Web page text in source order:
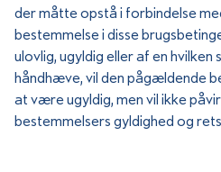
der måtte opstå i forbindelse
bestemmelse i disse
ulovlig, ugyldig eller af en hvilken
håndhæve, vil den pågældende
at være ugyldig, men vil ikke
bestemmelsers gyldighed og